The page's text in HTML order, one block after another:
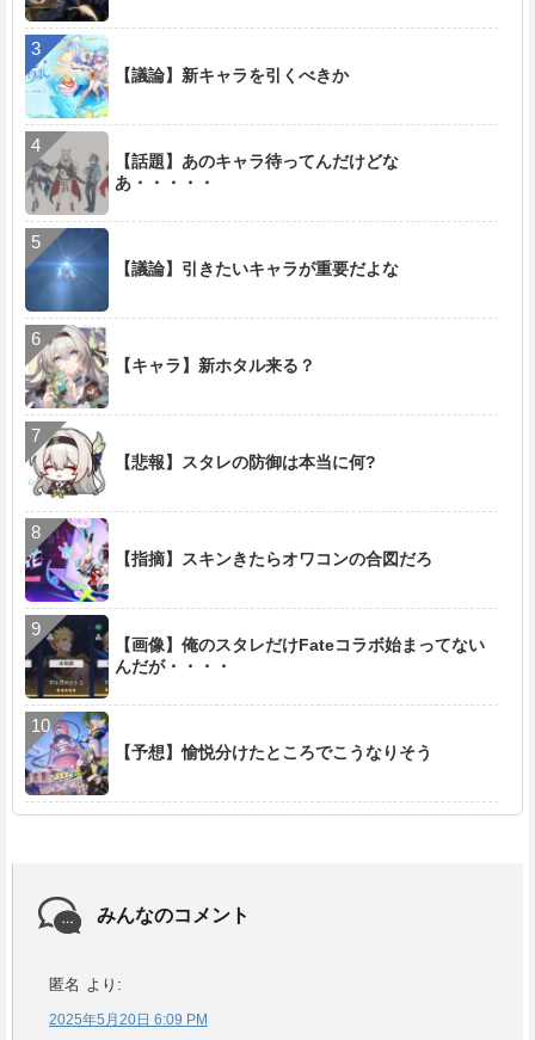
【議論】新キャラを引くべきか
【話題】あのキャラ待ってんだけどな
あ・・・・・
【議論】引きたいキャラが重要だよな
【キャラ】新ホタル来る？
【悲報】スタレの防御は本当に何?
【指摘】スキンきたらオワコンの合図だろ
【画像】俺のスタレだけFateコラボ始まってない
んだが・・・・
【予想】愉悦分けたところでこうなりそう
みんなのコメント
匿名 より:
2025年5月20日 6:09 PM